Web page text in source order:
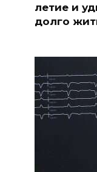
летие и
долго